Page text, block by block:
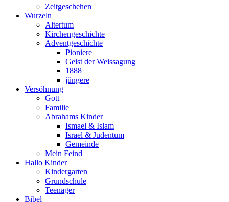
Zeitgeschehen
Wurzeln
Altertum
Kirchengeschichte
Adventgeschichte
Pioniere
Geist der Weissagung
1888
jüngere
Versöhnung
Gott
Familie
Abrahams Kinder
Ismael & Islam
Israel & Judentum
Gemeinde
Mein Feind
Hallo Kinder
Kindergarten
Grundschule
Teenager
Bibel